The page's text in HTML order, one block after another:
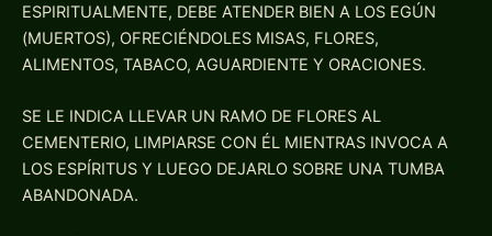
ESPIRITUALMENTE, DEBE ATENDER BIEN A LOS EGÚN
(MUERTOS), OFRECIÉNDOLES MISAS, FLORES,
ALIMENTOS, TABACO, AGUARDIENTE Y ORACIONES.
SE LE INDICA LLEVAR UN RAMO DE FLORES AL
CEMENTERIO, LIMPIARSE CON ÉL MIENTRAS INVOCA A
LOS ESPÍRITUS Y LUEGO DEJARLO SOBRE UNA TUMBA
ABANDONADA.